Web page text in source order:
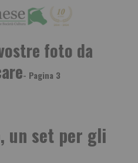
foto da
- Pagina 3
un set per gli